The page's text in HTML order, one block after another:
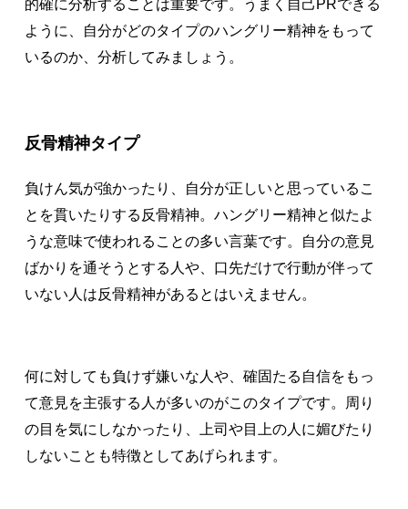
的確に分析することは重要です。うまく自己PRできる
ように、自分がどのタイプのハングリー精神をもって
いるのか、分析してみましょう。
反骨精神タイプ
負けん気が強かったり、自分が正しいと思っているこ
とを貫いたりする反骨精神。ハングリー精神と似たよ
うな意味で使われることの多い言葉です。自分の意見
ばかりを通そうとする人や、口先だけで行動が伴って
いない人は反骨精神があるとはいえません。
何に対しても負けず嫌いな人や、確固たる自信をもっ
て意見を主張する人が多いのがこのタイプです。周り
の目を気にしなかったり、上司や目上の人に媚びたり
しないことも特徴としてあげられます。